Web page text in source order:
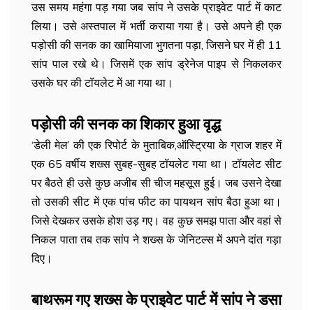
उस समय महंगा पड़ गया जब सांप ने उसके प्राइवेट पार्ट में काट
लिया। उसे अस्‍तपाल में भर्ती कराया गया है। उसे अपने ही एक
पड़ोसी की सनक का खामियाजा भुगतना पड़ा, जिसने घर में ही 11
सांप पाल रखे थे। जिसमें एक सांप ड्रेनेज पाइप से निकलकर
उसके घर की टॉयलेट में आ गया था।
पड़ोसी की सनक का शिकार हुआ वृद्ध
‘डेली मेल’ की एक रिपोर्ट के मुताबिक,ऑस्ट्रिया के ग्राज शहर में
एक 65 वर्षीय शख्‍स सुबह-सुबह टॉयलेट गया था। टॉयलेट सीट
पर बैठते ही उसे कुछ अजीब सी चीज महसूस हुई। जब उसने देखा
तो उसकी सीट में एक पांच फीट का पायथन सांप बैठा हुआ था।
जिसे देखकर उसके होश उड़ गए। वह कुछ समझ पाता और वहां से
निकल पाता तब तक सांप ने शख्स के जेनिटल्स में अपने दांत गड़ा
दिए।
बाथरूम गए शख्स के प्राइवेट पार्ट में सांप ने डसा